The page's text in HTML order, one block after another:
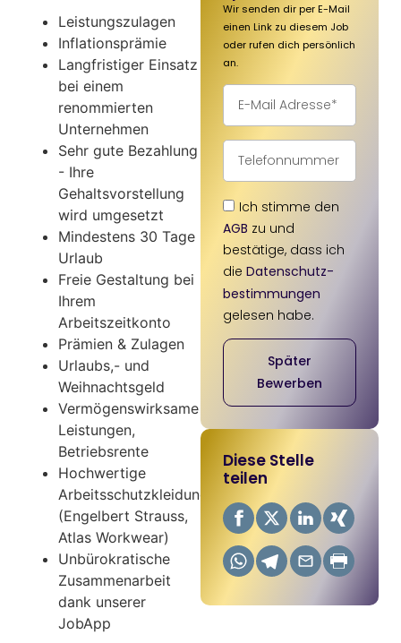
Leistungszulagen
Inflationsprämie
Langfristiger Einsatz
bei einem
renommierten
Unternehmen
Sehr gute Bezahlung
- Ihre
Gehaltsvorstellung
wird umgesetzt
Mindestens 30 Tage
Urlaub
Freie Gestaltung bei
Ihrem
Arbeitszeitkonto
Prämien & Zulagen
Urlaubs,- und
Weihnachtsgeld
Vermögenswirksame
Leistungen,
Betriebsrente
Hochwertige
Arbeitsschutzkleidung
(Engelbert Strauss,
Atlas Workwear)
Unbürokratische
Zusammenarbeit
dank unserer
JobApp
Wir senden dir per E-Mail
einen Link zu diesem Job
oder rufen dich persönlich
an.
Ich stimme den
AGB zu und
bestätige, dass ich
die Datenschutz­
bestimmungen
gelesen habe.
Später
Bewerben
Diese Stelle
teilen